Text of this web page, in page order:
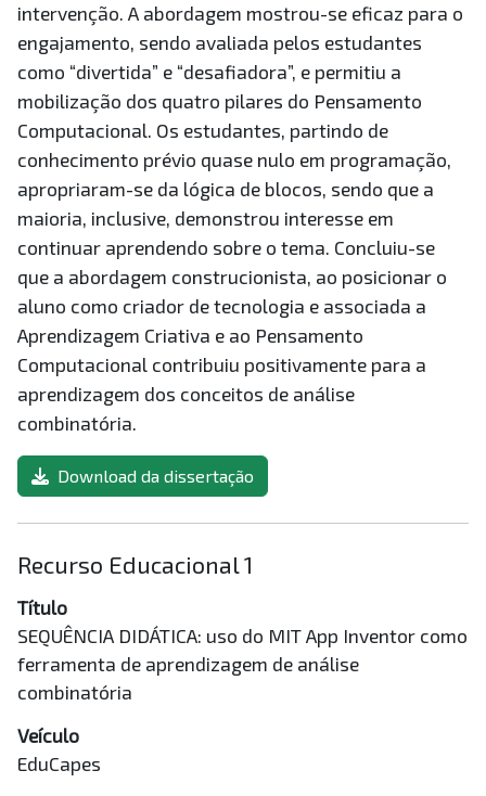
intervenção. A abordagem mostrou-se eficaz para o
engajamento, sendo avaliada pelos estudantes
como “divertida” e “desafiadora”, e permitiu a
mobilização dos quatro pilares do Pensamento
Computacional. Os estudantes, partindo de
conhecimento prévio quase nulo em programação,
apropriaram-se da lógica de blocos, sendo que a
maioria, inclusive, demonstrou interesse em
continuar aprendendo sobre o tema. Concluiu-se
que a abordagem construcionista, ao posicionar o
aluno como criador de tecnologia e associada a
Aprendizagem Criativa e ao Pensamento
Computacional contribuiu positivamente para a
aprendizagem dos conceitos de análise
combinatória.
Download da dissertação
Recurso Educacional 1
Título
SEQUÊNCIA DIDÁTICA: uso do MIT App Inventor como
ferramenta de aprendizagem de análise
combinatória
Veículo
EduCapes